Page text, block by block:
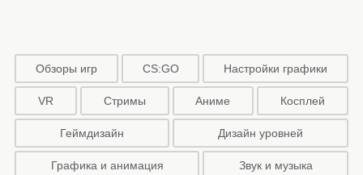
Обзоры игр CS:GO Настройки графики
VR Стримы Аниме Косплей
Геймдизайн Дизайн уровней
Графика и анимация Звук и музыка